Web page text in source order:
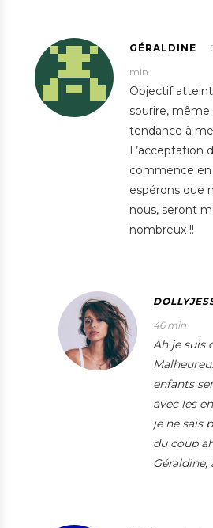
GÉRALDINE
min
Objectif
sourire,
tendance à
L’acceptation
commence
espérons que
nous, seront
nombreux !!
46 min
Ah je suis
enfants
avec les
je ne sais
du coup
Géraldine,